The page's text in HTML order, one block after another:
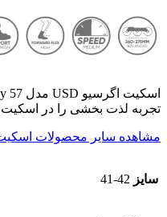
بخشی را در اسکیت ارائه
سایر محصولات اسکیت اگرسیو